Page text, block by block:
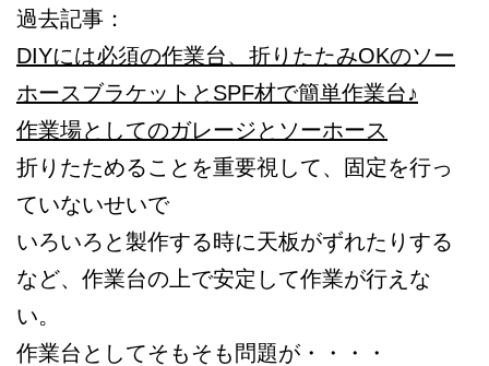
過去記事：
DIYには必須の作業台、折りたたみOKのソー
ホースブラケットとSPF材で簡単作業台♪
作業場としてのガレージとソーホース
折りたためることを重要視して、固定を行っ
ていないせいで
いろいろと製作する時に天板がずれたりする
など、作業台の上で安定して作業が行えな
い。
作業台としてそもそも問題が・・・・